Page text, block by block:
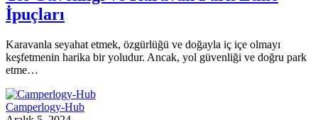
İpuçları
Karavanla seyahat etmek, özgürlüğü ve doğayla iç içe olmayı
keşfetmenin harika bir yoludur. Ancak, yol güvenliği ve doğru park
etme…
Camperlogy-Hub